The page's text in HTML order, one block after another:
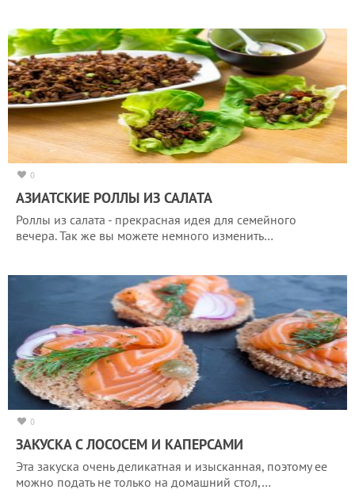
0
АЗИАТСКИЕ РОЛЛЫ ИЗ САЛАТА
Роллы из салата - прекрасная идея для семейного
вечера. Так же вы можете немного изменить…
0
ЗАКУСКА С ЛОСОСЕМ И КАПЕРСАМИ
Эта закуска очень деликатная и изысканная, поэтому ее
можно подать не только на домашний стол,…